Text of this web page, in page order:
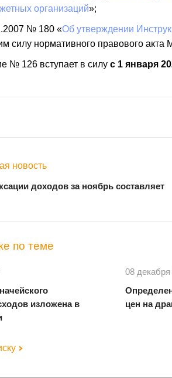
организаций»;
№ 180 «Об утверждении
силу нормативного правового
№ 126 вступает в силу с 1 января
новость
доходов за ноябрь составляет
по теме
изложена в
08 декабря
цен на